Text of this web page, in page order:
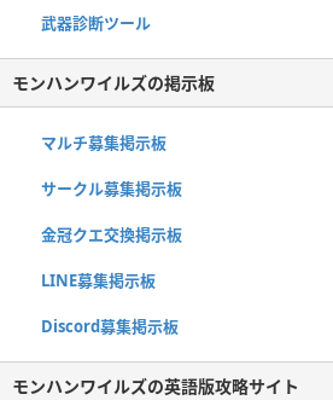
武器診断ツール
モンハンワイルズの掲示板
マルチ募集掲示板
サークル募集掲示板
金冠クエ交換掲示板
LINE募集掲示板
Discord募集掲示板
モンハンワイルズの英語版攻略サイト